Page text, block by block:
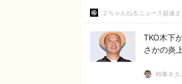
２ちゃんねるニュース超速ま
TKO木下
さかの炎
時事ネタ